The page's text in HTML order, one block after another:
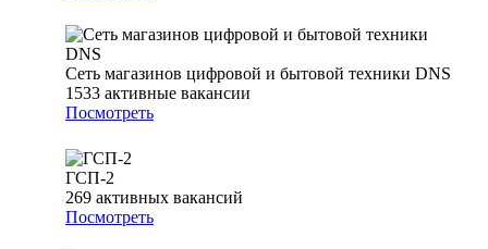
Сеть магазинов цифровой и бытовой техники DNS
1533 активные вакансии
Посмотреть
ГСП-2
269 активных вакансий
Посмотреть